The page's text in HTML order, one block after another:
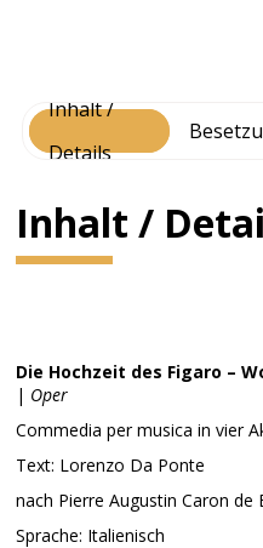
Inhalt /
Details
Inhalt /
Die Hochzeit des Figaro –
| Oper
Commedia per musica in vier
Text: Lorenzo Da Ponte
nach Pierre Augustin Caron de
Sprache: Italienisch